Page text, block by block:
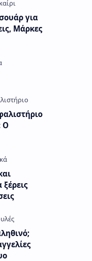
για
Μάρκες
Ο